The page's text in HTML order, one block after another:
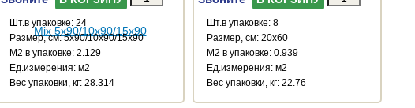
Шт.в упаковке: 24
Размер, см: 5x90/10x90/15x90
М2 в упаковке: 2.129
Ед.измерения: м2
Веc упаковки, кг: 28.314
Шт.в упаковке: 8
Размер, см: 20x60
М2 в упаковке: 0.939
Ед.измерения: м2
Веc упаковки, кг: 22.76